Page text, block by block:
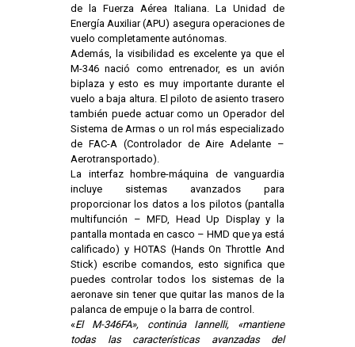
de la Fuerza Aérea Italiana. La Unidad de
Energía Auxiliar (APU) asegura operaciones de
vuelo completamente autónomas.
Además, la visibilidad es excelente ya que el
M-346 nació como entrenador, es un avión
biplaza y esto es muy importante durante el
vuelo a baja altura. El piloto de asiento trasero
también puede actuar como un Operador del
Sistema de Armas o un rol más especializado
de FAC-A (Controlador de Aire Adelante –
Aerotransportado).
La interfaz hombre-máquina de vanguardia
incluye sistemas avanzados para
proporcionar los datos a los pilotos (pantalla
multifunción – MFD, Head Up Display y la
pantalla montada en casco – HMD que ya está
calificado) y HOTAS (Hands On Throttle And
Stick) escribe comandos, esto significa que
puedes controlar todos los sistemas de la
aeronave sin tener que quitar las manos de la
palanca de empuje o la barra de control.
«El M-346FA», continúa Iannelli, «mantiene
todas las características avanzadas del